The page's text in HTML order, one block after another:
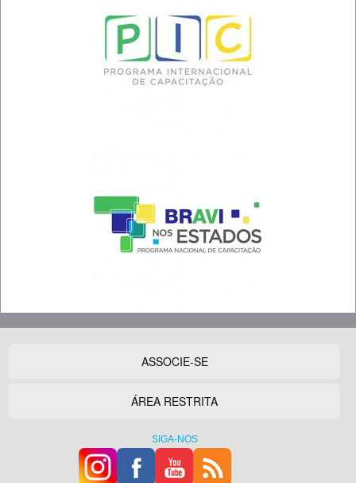
ASSOCIE-SE
ÁREA RESTRITA
SIGA-NOS